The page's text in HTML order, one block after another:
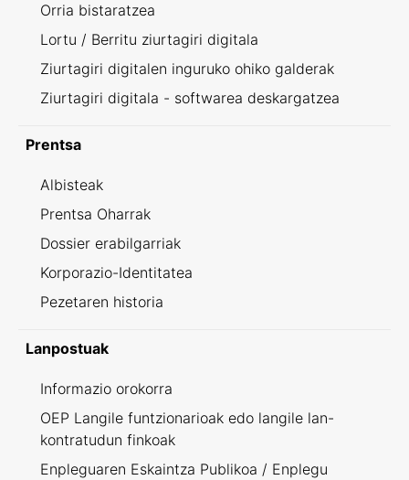
Orria bistaratzea
Lortu / Berritu ziurtagiri digitala
Ziurtagiri digitalen inguruko ohiko galderak
Ziurtagiri digitala - softwarea deskargatzea
Prentsa
Albisteak
Prentsa Oharrak
Dossier erabilgarriak
Korporazio-Identitatea
Pezetaren historia
Lanpostuak
Informazio orokorra
OEP Langile funtzionarioak edo langile lan-
kontratudun finkoak
Enpleguaren Eskaintza Publikoa / Enplegu